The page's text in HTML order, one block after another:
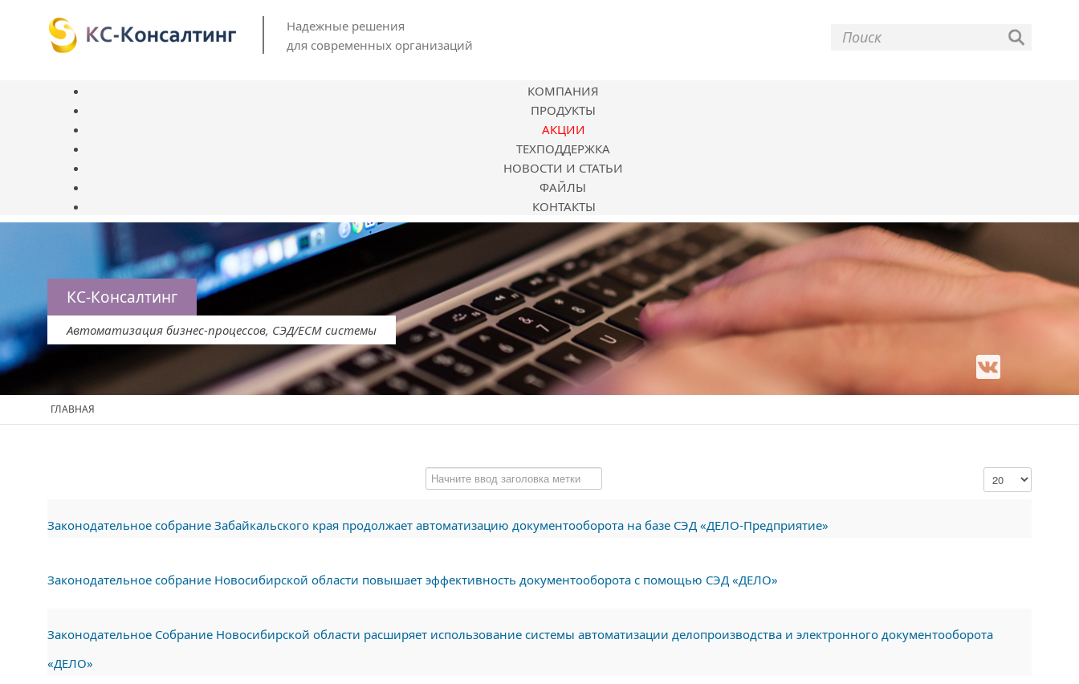
Надежные решения
для современных организаций
Искать...
КОМПАНИЯ
ПРОДУКТЫ
АКЦИИ
ТЕХПОДДЕРЖКА
НОВОСТИ И СТАТЬИ
ФАЙЛЫ
КОНТАКТЫ
КС-Консалтинг
Автоматизация бизнес-процессов, СЭД/ЕСМ системы
ГЛАВНАЯ
Законодательное собрание Забайкальского края продолжает автоматизацию документооборота на базе СЭД «ДЕЛО-Предприятие»
Законодательное собрание Новосибирской области повышает эффективность документооборота с помощью СЭД «ДЕЛО»
Законодательное Собрание Новосибирской области расширяет использование системы автоматизации делопроизводства и электронного документооборота
«ДЕЛО»